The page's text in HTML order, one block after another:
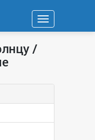
Навигация
/